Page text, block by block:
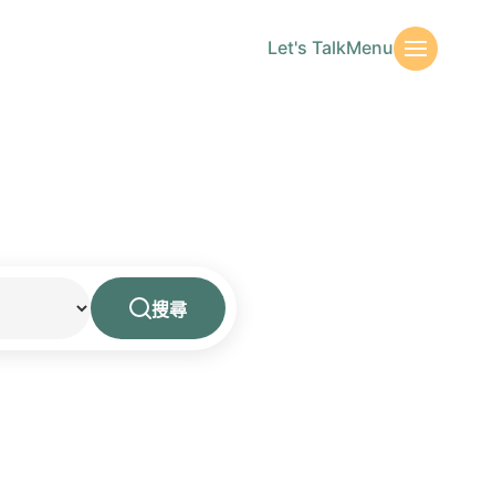
Let's TalkMenu
搜尋